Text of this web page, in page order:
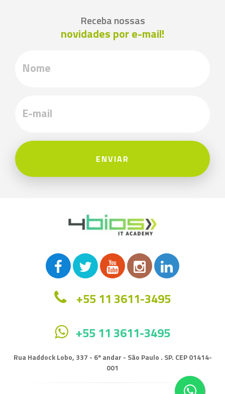
Receba nossas
novidades por e-mail!
ENVIAR
+55 11 3611-3495
+55 11 3611-3495
Rua Haddock Lobo, 337 - 6º andar - São Paulo . SP. CEP 01414-
001